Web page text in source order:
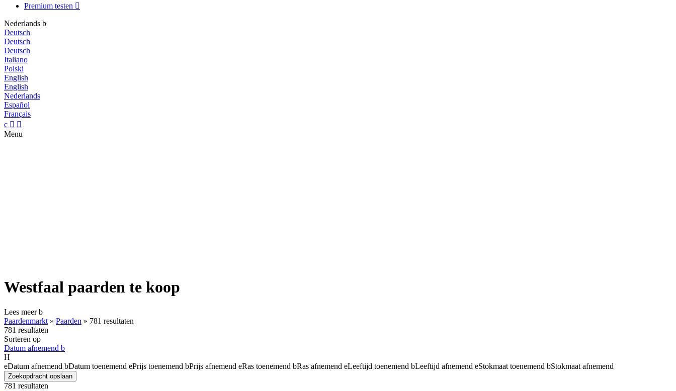
Premium testen 
Nederlands b
Deutsch
Deutsch
Deutsch
Italiano
Polski
English
English
Nederlands
Español
Français
c  
Menu
Westfaal paarden te koop
Lees meerb
Paardenmarkt » Paarden » 781 resultaten
781 resultaten
Sorteren op
Datum afnemend b
H
eDatum afnemend bDatum toenemend ePrijs toenemend bPrijs afnemend eRas toenemend bRas afnemend eLeeftijd toenemend bLeeftijd afnemend eStokmaat toenemend bStokmaat afnemend
Zoekopdracht opslaan
781 resultaten